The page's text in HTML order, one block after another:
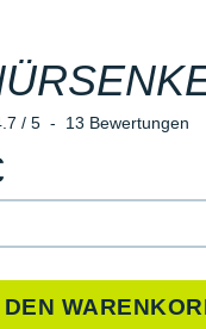
/ 5 - 13 Bewertungen
DEN